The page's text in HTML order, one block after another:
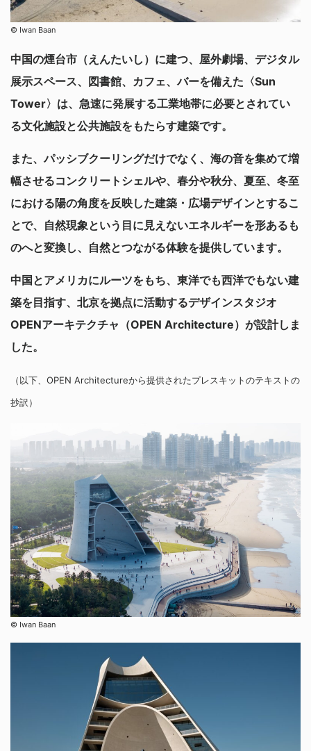
© Iwan Baan
中国の煙台市（えんたいし）に建つ、屋外劇場、デジタル
展示スペース、図書館、カフェ、バーを備えた〈Sun
Tower〉は、急速に発展する工業地帯に必要とされてい
る文化施設と公共施設をもたらす建築です。
また、パッシブクーリングだけでなく、海の音を集めて増
幅させるコンクリートシェルや、春分や秋分、夏至、冬至
における陽の角度を反映した建築・広場デザインとするこ
とで、自然現象という目に見えないエネルギーを形あるも
のへと変換し、自然とつながる体験を提供しています。
中国とアメリカにルーツをもち、東洋でも西洋でもない建
築を目指す、北京を拠点に活動するデザインスタジオ
OPENアーキテクチャ（OPEN Architecture）が設計しま
した。
（以下、OPEN Architectureから提供されたプレスキットのテキストの
抄訳）
© Iwan Baan